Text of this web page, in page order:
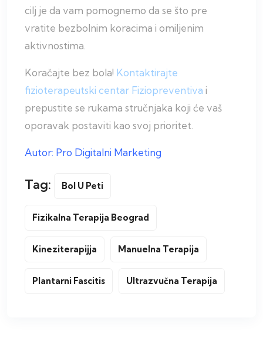
cilj je da vam pomognemo da se što pre
vratite bezbolnim koracima i omiljenim
aktivnostima.
Koračajte bez bola! Kontaktirajte
fizioterapeutski centar Fiziopreventiva i
prepustite se rukama stručnjaka koji će vaš
oporavak postaviti kao svoj prioritet.
Autor: Pro Digitalni Marketing
Tag: Bol U Peti
Fizikalna Terapija Beograd
Kineziterapijja Manuelna Terapija
Plantarni Fascitis Ultrazvučna Terapija